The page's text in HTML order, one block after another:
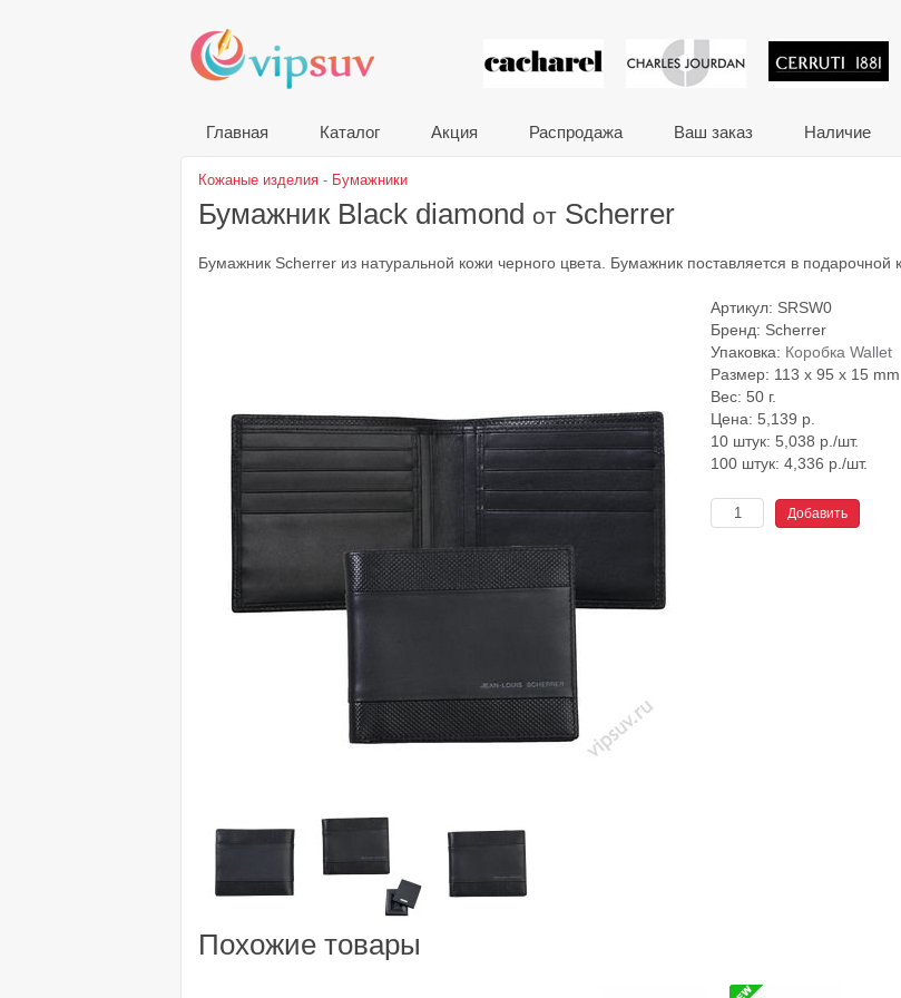
VIP сувениры и
Главная Каталог Акция Распродажа Ваш заказ Наличие
Кожаные изделия - Бумажники
Бумажник Black diamond от Scherrer
Бумажник Scherrer из натуральной кожи черного цвета. Бумажник поставляется в подарочной
Артикул: SRSW0
Бренд: Scherrer
Упаковка: Коробка Wallet
Размер: 113 x 95 x 15 mm
Вес: 50 г.
Цена: 5,139 р.
10 штук: 5,038 р./шт.
100 штук: 4,336 р./шт.
Похожие товары